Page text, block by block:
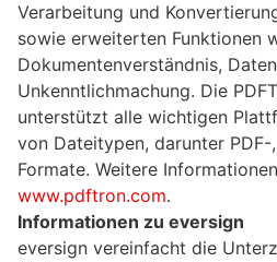
Verarbeitung und
sowie erweiterten Funktionen
Dokumentenverständnis,
Unkenntlichmachung. Die
unterstützt alle wichtigen
von Dateitypen, darunter
Formate. Weitere
www.pdftron.com.
Informationen zu eversign
eversign vereinfacht die